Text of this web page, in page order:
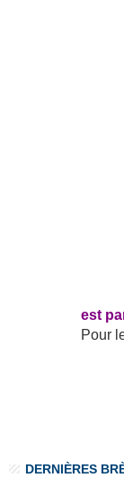
est
Pour
DERNIÈRES